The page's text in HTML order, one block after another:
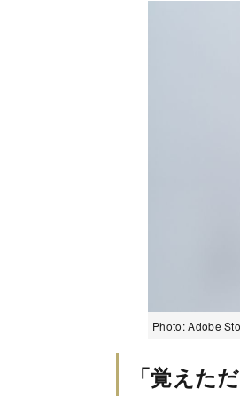
Photo: Adobe
「覚えた